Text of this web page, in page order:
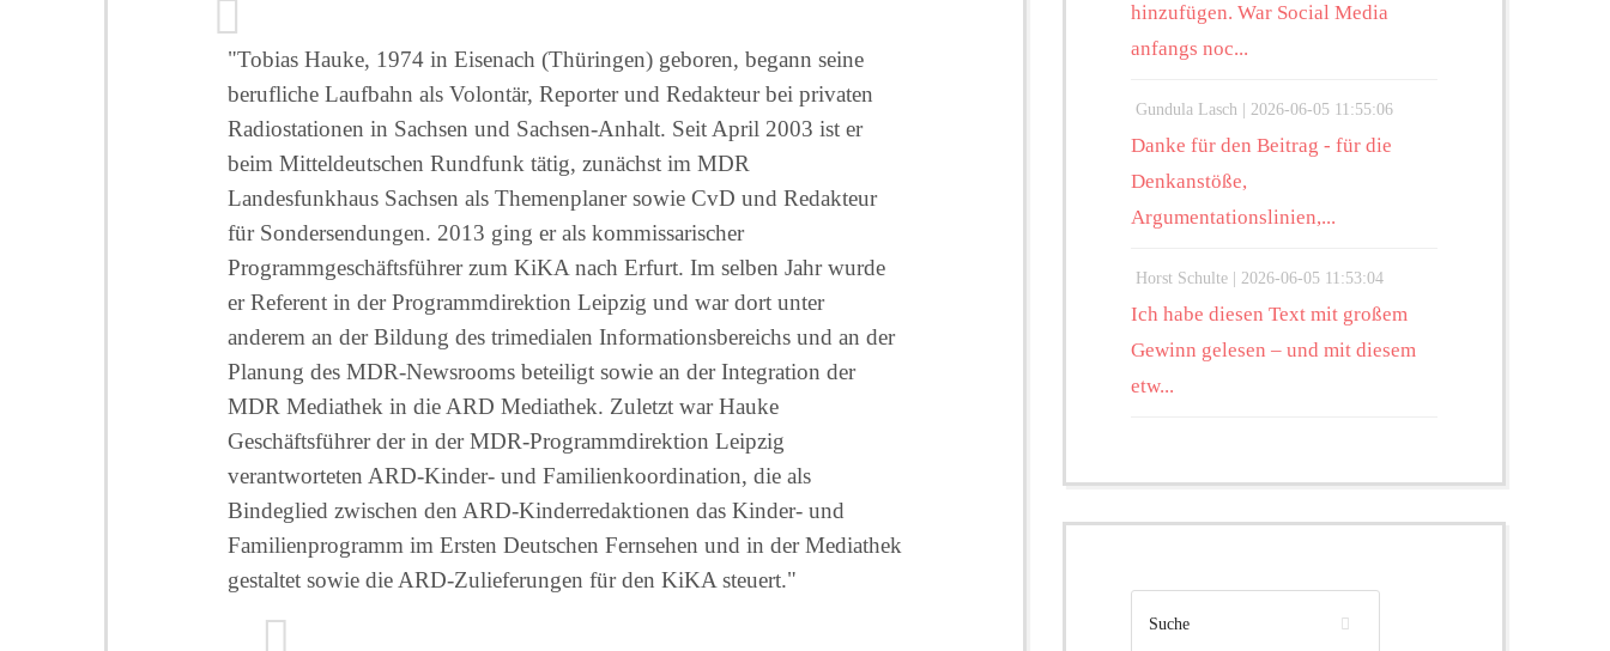
"Tobias Hauke, 1974 in Eisenach (Thüringen) geboren, begann seine
berufliche Laufbahn als Volontär, Reporter und Redakteur bei privaten
Radiostationen in Sachsen und Sachsen-Anhalt. Seit April 2003 ist er
beim Mitteldeutschen Rundfunk tätig, zunächst im MDR
Landesfunkhaus Sachsen als Themenplaner sowie CvD und Redakteur
für Sondersendungen. 2013 ging er als kommissarischer
Programmgeschäftsführer zum KiKA nach Erfurt. Im selben Jahr wurde
er Referent in der Programmdirektion Leipzig und war dort unter
anderem an der Bildung des trimedialen Informationsbereichs und an der
Planung des MDR-Newsrooms beteiligt sowie an der Integration der
MDR Mediathek in die ARD Mediathek. Zuletzt war Hauke
Geschäftsführer der in der MDR-Programmdirektion Leipzig
verantworteten ARD-Kinder- und Familienkoordination, die als
Bindeglied zwischen den ARD-Kinderredaktionen das Kinder- und
Familienprogramm im Ersten Deutschen Fernsehen und in der Mediathek
gestaltet sowie die ARD-Zulieferungen für den KiKA steuert."
hinzufügen. War Social Media
anfangs noc...
Gundula Lasch | 2026-06-05 11:55:06
Danke für den Beitrag - für die
Denkanstöße,
Argumentationslinien,...
Horst Schulte | 2026-06-05 11:53:04
Ich habe diesen Text mit großem
Gewinn gelesen – und mit diesem
etw...